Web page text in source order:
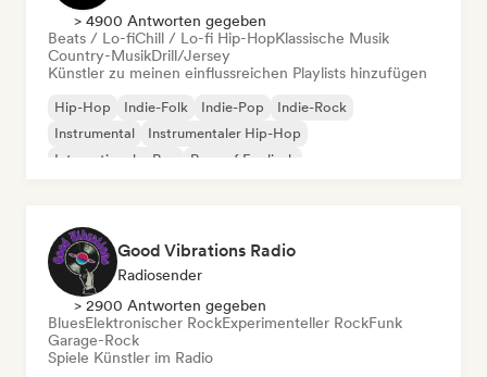
> 4900 Antworten gegeben
Beats / Lo-fiChill / Lo-fi Hip-HopKlassische Musik
Country-MusikDrill/Jersey
Künstler zu meinen einflussreichen Playlists hinzufügen
Hip-Hop Indie-Folk Indie-Pop
Indie-Rock
Instrumental
Instrumentaler Hip-Hop
Internationaler Rap
Rap auf Englisch
Good Vibrations Radio
Radiosender
> 2900 Antworten gegeben
BluesElektronischer RockExperimenteller RockFunk
Garage-Rock
Spiele Künstler im Radio